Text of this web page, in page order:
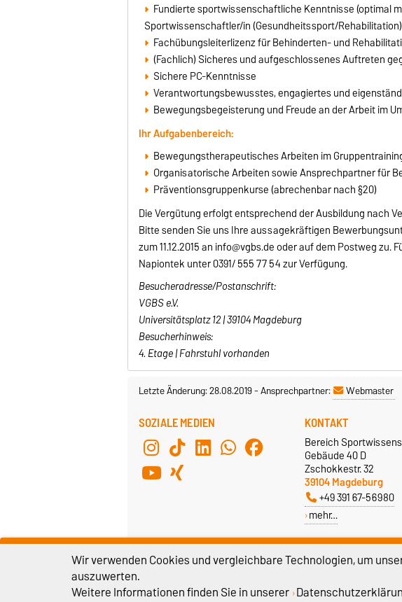
Fundierte sportwissenschaftliche Kenntnisse (optimal
Sportwissenschaftler/in (Gesundheitssport/
Fachübungsleiterlizenz für Behinderten- und
(Fachlich) Sicheres und aufgeschlossenes Auftreten
Sichere PC-Kenntnisse
Verantwortungsbewusstes, engagiertes und
Bewegungsbegeisterung und Freude an der Arbeit im
Ihr Aufgabenbereich:
Bewegungstherapeutisches Arbeiten im
Organisatorische Arbeiten sowie Ansprechpartner für
Präventionsgruppenkurse (abrechenbar nach §20)
Die Vergütung erfolgt entsprechend der Ausbildung nach
Bitte senden Sie uns Ihre aussagekräftigen
zum 11.12.2015 an info@vgbs.de oder auf dem Postweg
Napiontek unter 0391/ 555 77 54 zur Verfügung.
Besucheradresse/Postanschrift:
VGBS e.V.
Universitätsplatz 12 | 39104 Magdeburg
Besucherhinweis:
4. Etage | Fahrstuhl vorhanden
Letzte Änderung: 28.08.2019-Ansprechpartner: Webmaster
SOZIALE MEDIEN KONTAKT
Bereich
Gebäude 40 D
Zschokkestr. 32
39104 Magdeburg
+49 391 67-56980
mehr…
EINRICHTUNGEN
Sekretariat
Wir verwenden Cookies und vergleichbare Technologien, um
auszuwerten.
Weitere Informationen finden Sie in unserer